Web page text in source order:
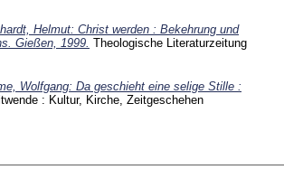
Helmut: Christ werden : Bekehrung und
Gießen, 1999. Theologische Literaturzeitung
Wolfgang: Da geschieht eine selige Stille :
: Kultur, Kirche, Zeitgeschehen